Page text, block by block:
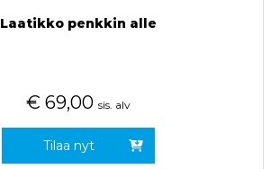
Laatikko penkkin alle
€ 69,00 sis. alv
Tilaa nyt